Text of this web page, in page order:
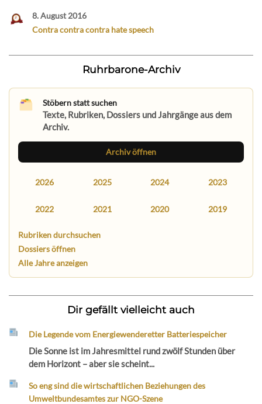
8. August 2016
Contra contra contra hate speech
Ruhrbarone-Archiv
Stöbern statt suchen
Texte, Rubriken, Dossiers und Jahrgänge aus dem
Archiv.
Archiv öffnen
2026 2025 2024 2023
2022 2021 2020 2019
Rubriken durchsuchen
Dossiers öffnen
Alle Jahre anzeigen
Dir gefällt vielleicht auch
Die Legende vom Energiewenderetter Batteriespeicher
Die Sonne ist im Jahresmittel rund zwölf Stunden über
dem Horizont – aber sie scheint...
So eng sind die wirtschaftlichen Beziehungen des
Umweltbundesamtes zur NGO-Szene